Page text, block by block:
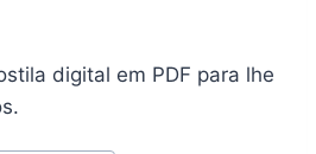
digital em PDF para lhe